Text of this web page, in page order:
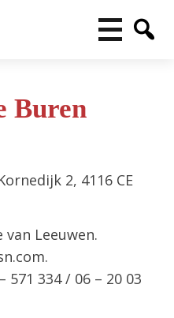
Buren
2, 4116 CE
Leeuwen.
334 / 06 – 20 03